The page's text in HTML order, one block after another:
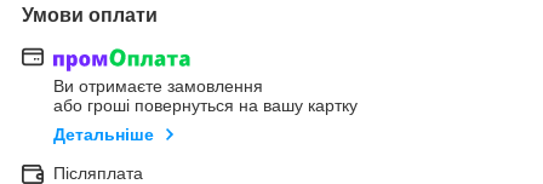
Умови оплати
Ви отримаєте замовлення
або гроші повернуться на вашу картку
Детальніше
Післяплата